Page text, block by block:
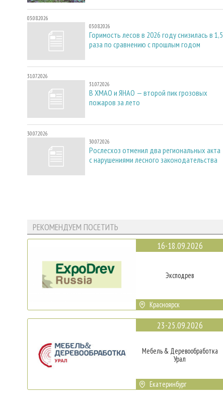
03.08.2026
03.08.2026
Горимость лесов в 2026 году снизилась в 1,5
раза по сравнению с прошлым годом
31.07.2026
31.07.2026
В ХМАО и ЯНАО — второй пик грозовых
пожаров за лето
30.07.2026
30.07.2026
Рослесхоз отменил два региональных акта
с нарушениями лесного законодательства
РЕКОМЕНДУЕМ ПОСЕТИТЬ
16-18.09.2026
Эксподрев
Красноярск
23-25.09.2026
Мебель & Деревообработка
Урал
Екатеринбург